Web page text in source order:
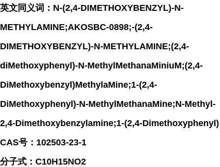
英文同义词：N-(2,4-DIMETHOXYBENZYL)-N-
METHYLAMINE;AKOSBC-0898;-(2,4-
DIMETHOXYBENZYL)-N-METHYLAMINE;(2,4-
diMethoxyphenyl)-N-MethylMethanaMiniuM;(2,4-
DiMethoxybenzyl)MethylaMine;1-(2,4-
DiMethoxyphenyl)-N-MethylMethanaMine;N-Methyl-
2,4-Dimethoxybenzylamine;1-(2,4-Dimethoxyphenyl)
CAS号：102503-23-1
分子式：C10H15NO2